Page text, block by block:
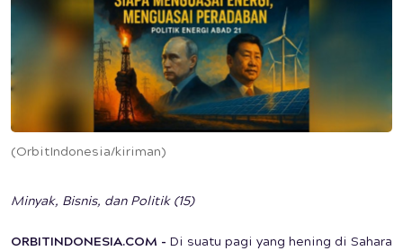
(OrbitIndonesia/kiriman)
Minyak, Bisnis, dan Politik (15)
ORBITINDONESIA.COM - Di suatu pagi yang hening di Sahara